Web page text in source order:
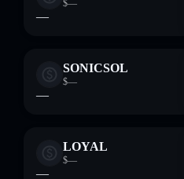
$—
—
SONICSOL
$—
—
LOYAL
$—
—